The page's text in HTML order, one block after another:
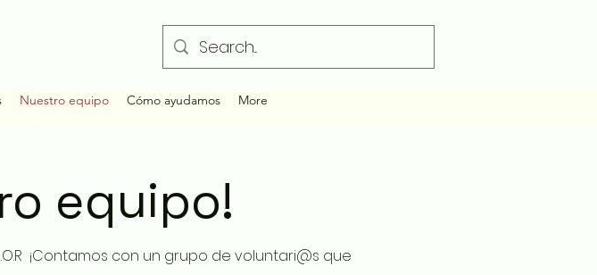
Nuestro equipo Cómo ayudamos More
equipo!
¡Contamos con un grupo de voluntari@s que